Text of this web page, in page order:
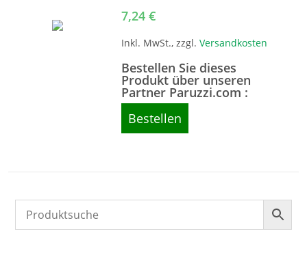
7,24€
Inkl. MwSt., zzgl.Versandkosten
Bestellen Sie dieses
Produkt über unseren
Partner Paruzzi.com :
Bestellen